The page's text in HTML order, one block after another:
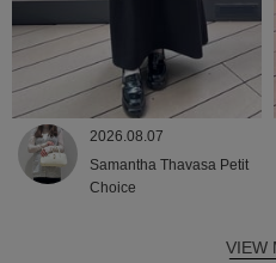
2026.08.07
Samantha Thavasa Petit
Choice
VIEW